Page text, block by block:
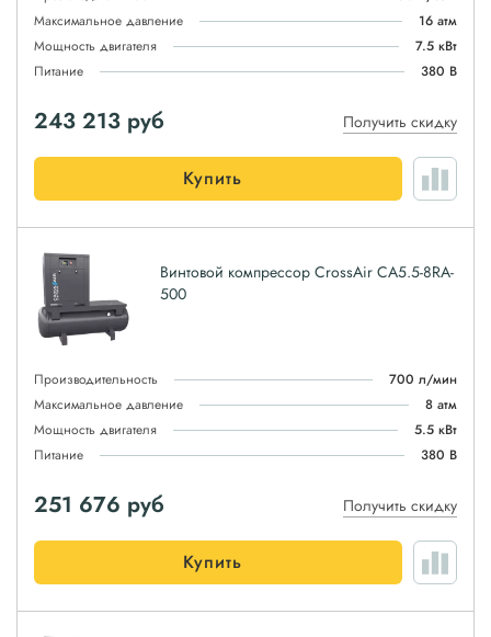
Максимальное давление
16 атм
Мощность двигателя
7.5 кВт
Питание
380 В
243 213 руб Получить скидку
Купить
Винтовой компрессор CrossAir CA5.5-8RA-
500
Производительность
700 л/мин
Максимальное давление
8 атм
Мощность двигателя
5.5 кВт
Питание
380 В
251 676 руб Получить скидку
Купить